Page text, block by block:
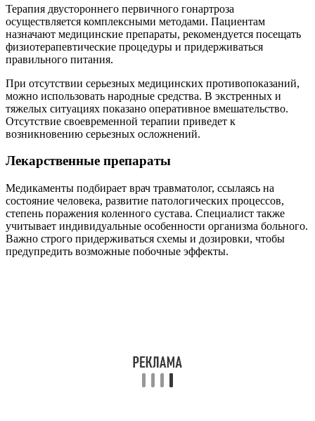
Терапия двустороннего первичного гонартроза
осуществляется комплексными методами. Пациентам
назначают медицинские препараты, рекомендуется посещать
физиотерапевтические процедуры и придерживаться
правильного питания.
При отсутствии серьезных медицинских противопоказаний,
можно использовать народные средства. В экстренных и
тяжелых ситуациях показано оперативное вмешательство.
Отсутствие своевременной терапии приведет к
возникновению серьезных осложнений.
Лекарственные препараты
Медикаменты подбирает врач травматолог, ссылаясь на
состояние человека, развитие патологических процессов,
степень поражения коленного сустава. Специалист также
учитывает индивидуальные особенности организма больного.
Важно строго придерживаться схемы и дозировки, чтобы
предупредить возможные побочные эффекты.